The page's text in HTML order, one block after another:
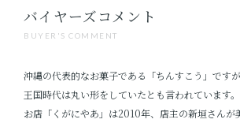
BUYER'S COMMENT
バイヤーズコメント
沖縄の代表的なお菓子である「ちんすこう」です
王国時代は丸い形をしていたとも言われています。
お店「くがにやあ」は2010年、店主の新垣さんが